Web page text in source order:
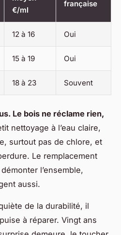
€/ml
française
12 à 16 Oui
15 à 19 Oui
18 à 23 Souvent
Le bois ne réclame rien,
nettoyage à l’eau claire,
surtout pas de chlore, et
Le remplacement
l’ensemble,
aussi.
de la durabilité, il
à réparer. Vingt ans